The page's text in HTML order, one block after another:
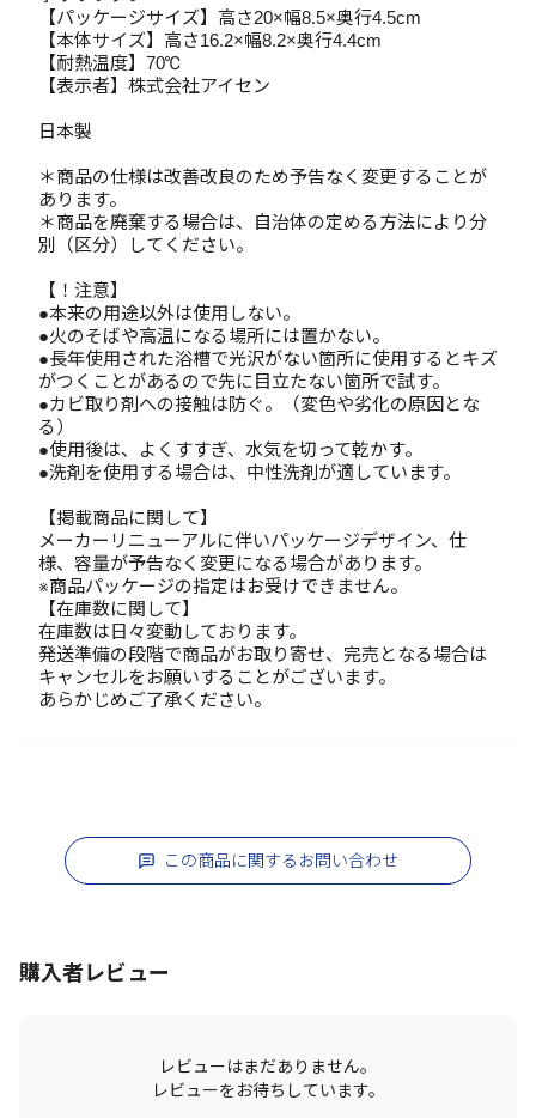
【パッケージサイズ】高さ20×幅8.5×奥行4.5cm
【本体サイズ】高さ16.2×幅8.2×奥行4.4cm
【耐熱温度】70℃
【表示者】株式会社アイセン
日本製
＊商品の仕様は改善改良のため予告なく変更することが
あります。
＊商品を廃棄する場合は、自治体の定める方法により分
別（区分）してください。
【！注意】
●本来の用途以外は使用しない。
●火のそばや高温になる場所には置かない。
●長年使用された浴槽で光沢がない箇所に使用するとキズ
がつくことがあるので先に目立たない箇所で試す。
●カビ取り剤への接触は防ぐ。（変色や劣化の原因とな
る）
●使用後は、よくすすぎ、水気を切って乾かす。
●洗剤を使用する場合は、中性洗剤が適しています。
【掲載商品に関して】
メーカーリニューアルに伴いパッケージデザイン、仕
様、容量が予告なく変更になる場合があります。
※商品パッケージの指定はお受けできません。
【在庫数に関して】
在庫数は日々変動しております。
発送準備の段階で商品がお取り寄せ、完売となる場合は
キャンセルをお願いすることがございます。
あらかじめご了承ください。
この商品に関するお問い合わせ
購入者レビュー
レビューはまだありません。
レビューをお待ちしています。